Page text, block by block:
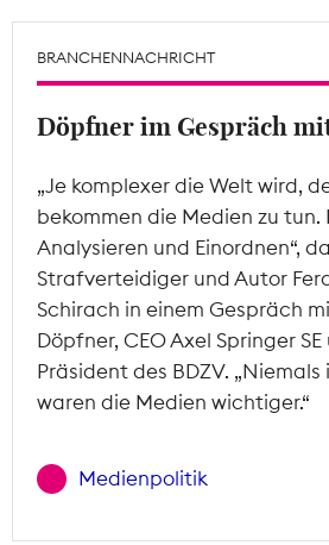
Mitgliederbereich
BRANCHENNACHRICHT
Döpfner im Gespräch
„Je komplexer die Welt wird,
bekommen die Medien zu tun.
Analysieren und Einordnen“,
Strafverteidiger und Autor
Schirach in einem Gespräch
Döpfner, CEO Axel Springer
Präsident des BDZV.
waren die Medien wichtiger.“
Medienpolitik